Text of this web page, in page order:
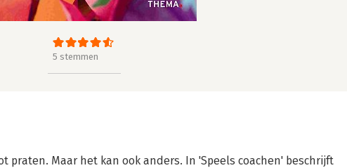
5 stemmen
praten. Maar het kan ook anders. In 'Speels coachen' beschrijft